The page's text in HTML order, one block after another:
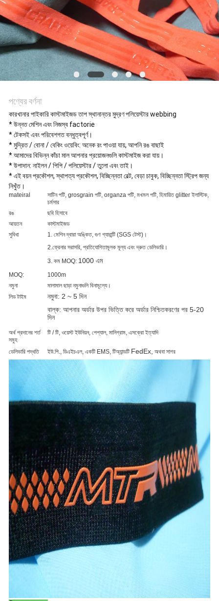
SHOW
সাইট
ম্যাপ
গোপনীয়তা
নীতি
পণ্যের বর্ণনা
কারখানার পাইকারি কাস্টমাইজড তাপ স্থানান্তর মুদ্রণ পলিয়েস্টার webbing
* উন্নত মেশিন এবং নিজস্ব factorie
* টেকসই এবং পরিবেশগত বন্ধুত্বপূর্ণ।
* মুদ্রিত / বোনা / বেকিং ওয়েবিং: অনেক রং পাওয়া যায়, আপনি রঙ বাছাই
* আমাদের বিভিন্ন কাঁচা মাল আপনার প্রয়োজনগুলি কাস্টমাইজ করা যায়।
* উপাদান: নাইলন / পিপি / পলিয়েস্টার / তুলো এবং তাই।
* এই বয়ন প্রকৌশল, স্থাপত্য প্রকৌশল, বিচ্ছিন্নতা বেল্ট, বেড়া চাবুক, বিচ্ছিন্নতা স্ট্রিপ জন্য
নিখুঁত।
mateiral
সাটিন পটি, grosgrain পটি, organza পটি, মখমল পটি, হিমায়িত glitter ইলাস্টিক,
চর্মসার
রঙ
ছবি হিসাবে
আয়তন
কাস্টমাইজড
সুবিধা
1. মেশিন দ্বারা অঙ্কিত, গুণ গ্যারান্টি (SGS টেস্ট)।
2.ফ্রেনার সরাসরি, প্রতিযোগিতামূলক মূল্য এবং দ্রুত ডেলিভারি।
3. কম MOQ: 1000 এম
MOQ:
1000m
নমুনা
মালামাল ছাড়া নমুনাগুলি বিনামূল্যে।
লিড টাইম
নমুনা: 2 ~ 5 দিন
বাল্ক: আপনার অর্ডার উপর ভিত্তি করে অর্ডার নিশ্চিতকরণের পর 5-20
দিন
অর্থ প্রদানের শর্ত
সমুহ
টি / টি, ওয়েস্ট ইউনিয়ন, পেপ্যাল, মানিগ্রাম, এসক্রো ইত্যাদি
ডেলিভারি পদ্ধতি ইউ.পি., ডিএইচএল, একটি EMS, টিঅ্যান্ডটি FedEx, অথবা সাগর